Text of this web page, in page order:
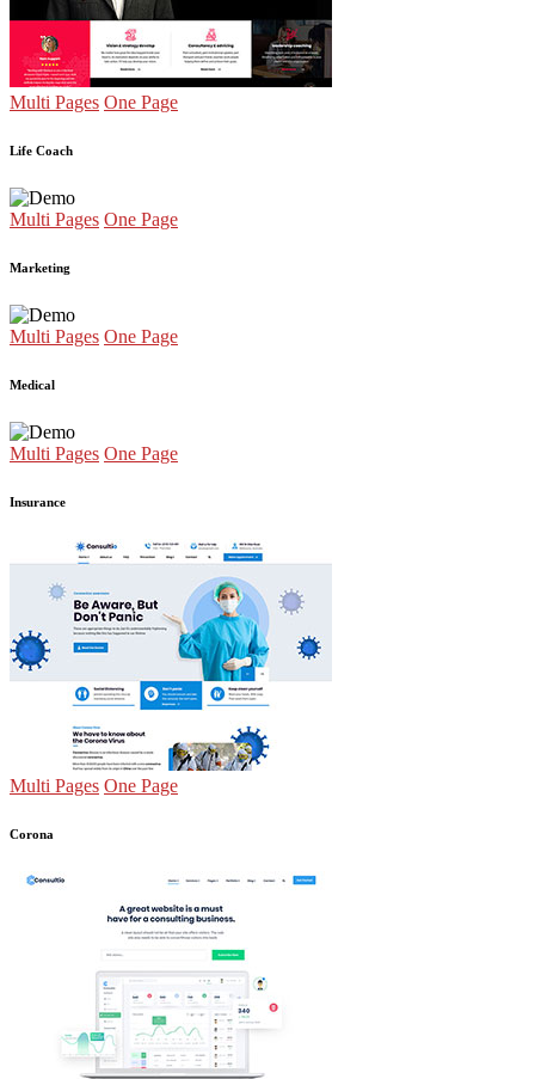
Multi Pages One Page
Life Coach
Multi Pages One Page
Marketing
Multi Pages One Page
Medical
Multi Pages One Page
Insurance
Multi Pages One Page
Corona